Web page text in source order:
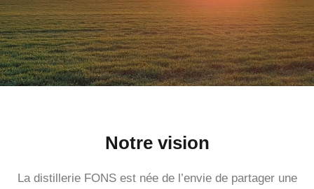
Notre vision
La distillerie FONS est née de l’envie de partager une